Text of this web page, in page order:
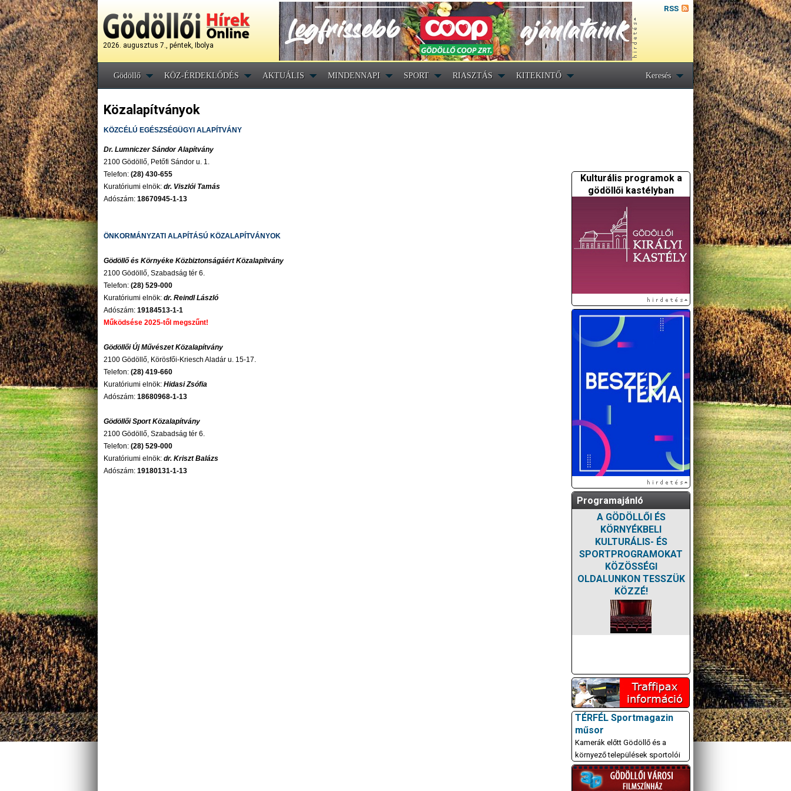
2026. augusztus 7., péntek, Ibolya
RSS
Gödöllő KÖZ-ÉRDEKLŐDÉS AKTUÁLIS MINDENNAPI SPORT RIASZTÁS KITEKINTŐ Keresés
Közalapítványok
KÖZCÉLÚ EGÉSZSÉGÜGYI ALAPÍTVÁNY
Dr. Lumniczer Sándor Alapítvány
2100 Gödöllő, Petőfi Sándor u. 1.
Telefon: (28) 430-655
Kuratóriumi elnök: dr. Viszlói Tamás
Adószám: 18670945-1-13
ÖNKORMÁNYZATI ALAPÍTÁSÚ KÖZALAPÍTVÁNYOK
Gödöllő és Környéke Közbiztonságáért Közalapítvány
2100 Gödöllő, Szabadság tér 6.
Telefon: (28) 529-000
Kuratóriumi elnök: dr. Reindl László
Adószám: 19184513-1-1
Működsése 2025-től megszűnt!
Gödöllői Új Művészet Közalapítvány
2100 Gödöllő, Körösfői-Kriesch Aladár u. 15-17.
Telefon: (28) 419-660
Kuratóriumi elnök: Hidasi Zsófia
Adószám: 18680968-1-13
Gödöllői Sport Közalapítvány
2100 Gödöllő, Szabadság tér 6.
Telefon: (28) 529-000
Kuratóriumi elnök: dr. Kriszt Balázs
Adószám: 19180131-1-13
Kulturális programok a
gödöllői kastélyban
Programajánló
A GÖDÖLLŐI ÉS
KÖRNYÉKBELI
KULTURÁLIS- ÉS
SPORTPROGRAMOKAT
KÖZÖSSÉGI
OLDALUNKON TESSZÜK
KÖZZÉ!
TÉRFÉL Sportmagazin
műsor
Kamerák előtt Gödöllő és a
környező települések sportolói